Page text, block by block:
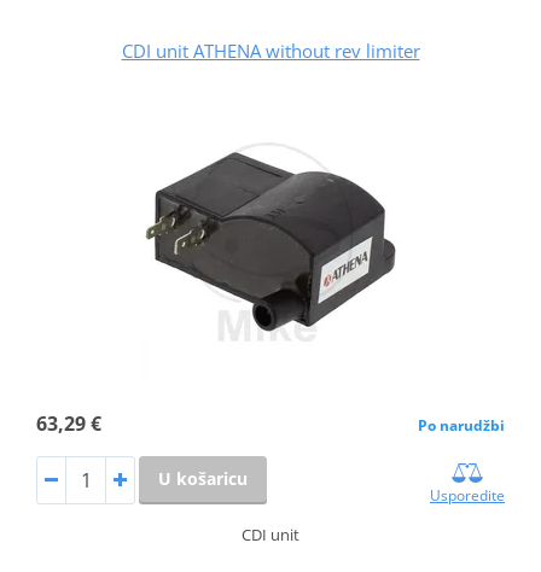
CDI unit ATHENA without rev limiter
63,29 € Po narudžbi
U košaricu
Usporedite
CDI unit